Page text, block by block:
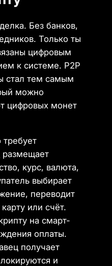
Без банков,
Только ты
цифровым
к системе. P2P
стал тем самым
можно
цифровых монет
размещает
курс, валюта,
выбирает
переводит
или счёт.
на смарт-
оплаты.
получает
и